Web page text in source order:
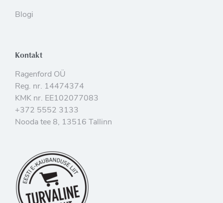
Blogi
Kontakt
Ragenford OÜ
Reg. nr. 14474374
KMK nr. EE102077083
+372 5552 3133
Nooda tee 8, 13516 Tallinn